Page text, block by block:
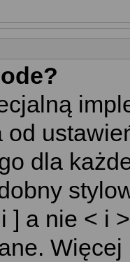
od
dla
] a nie < i